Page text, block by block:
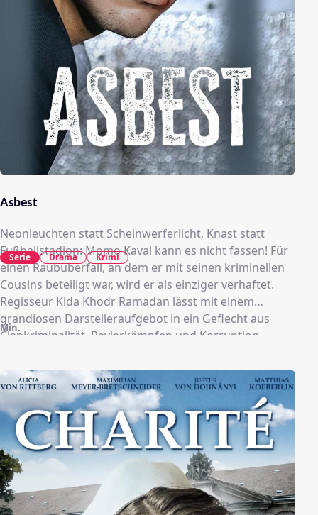
Asbest
Neonleuchten statt Scheinwerferlicht, Knast statt
Fußballstadion: Momo Kaval kann es nicht fassen! Für
einen Raubüberfall, an dem er mit seinen kriminellen
Cousins beteiligt war, wird er als einziger verhaftet.
Regisseur Kida Khodr Ramadan lässt mit einem
grandiosen Darstelleraufgebot in ein Geflecht aus
Clankriminalität, Revierkämpfen und Korruption
Alian Koder bei seinem Filmdebüt einen 19-Jährigen,
der behauptet, unschuldig zu sein und trotzdem zu
neun Jahren Haft verurteilt wird. Aber wie unschuldig
ist er wirklich? Die Idee für die fünfteilige
Gangsterserie stammt von Katja Eichinger.
Min.
Serie Drama Krimi